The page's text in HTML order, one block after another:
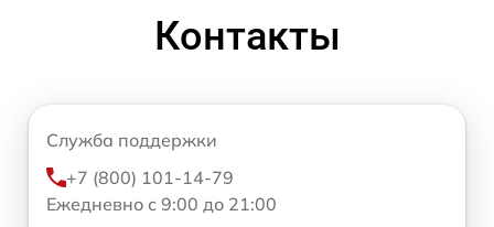
Контакты
Служба поддержки
+7 (800) 101-14-79
Ежедневно с 9:00 до 21:00